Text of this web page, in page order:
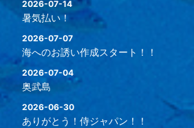
2026-07-14
暑気払い！
2026-07-07
海へのお誘い作成スタート！！
2026-07-04
奥武島
2026-06-30
ありがとう！侍ジャパン！！